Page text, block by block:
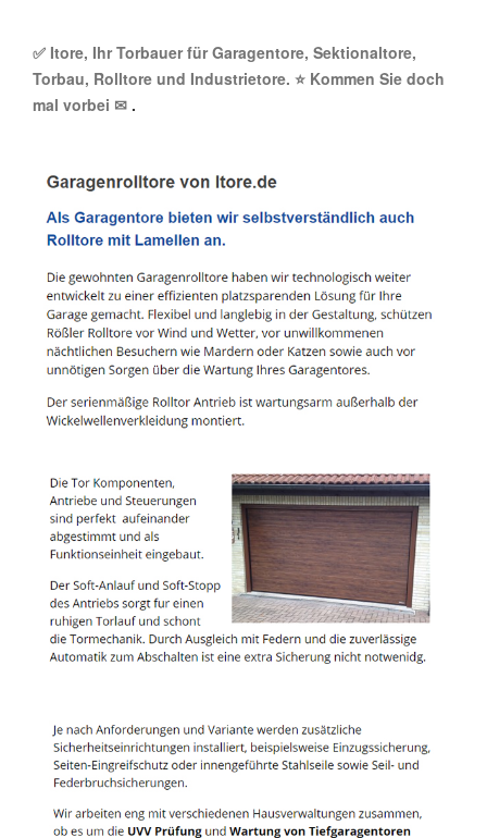
✅ Itore, Ihr Torbauer für Garagentore, Sektionaltore,
Torbau, Rolltore und Industrietore. ⭐ Kommen Sie doch
mal vorbei ✉ .